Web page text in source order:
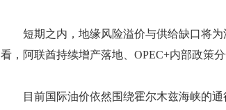
短期之内，地缘风险溢价与供给缺口将为
看，阿联酋持续增产落地、OPEC+内部政策
目前国际油价依然围绕霍尔木兹海峡的通